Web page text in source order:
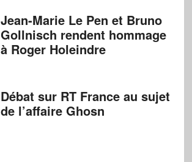
Jean-Marie Le Pen et Bruno
Gollnisch rendent hommage
à Roger Holeindre
Débat sur RT France au sujet
de l’affaire Ghosn